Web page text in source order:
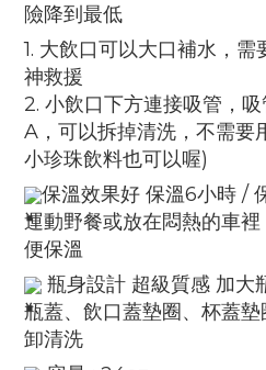
險降到最低
1. 大飲口可以大口補水，
神救援
2. 小飲口下方連接吸管，
A，可以拆掉清洗，不需要
小珍珠飲料也可以喔)
保溫效果好 保溫6小時 /
運動野餐或放在悶熱的車
便保溫
瓶身設計 超級質感 加大
瓶蓋、飲口蓋墊圈、杯蓋
卸清洗